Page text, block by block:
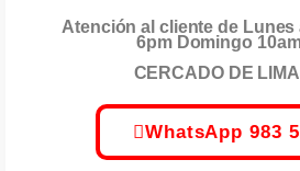
Atención al cliente de Lunes
6pm Domingo
CERCADO DE
WhatsApp 983